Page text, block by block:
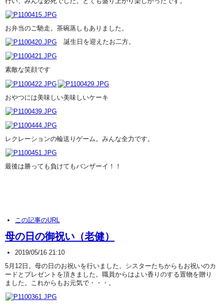
お弁当のご馳走。茶碗蒸しもありました。
誕生日を迎えたお二方。
素敵な笑顔です
おやつには美味しい美味しいケーキ
レクレーションの輪送りゲーム。みんな全力です。
最後は勝っても負けてもバンザーイ！！
この記事のURL
母の日の御祝い（老健）
2019/05/16 21:10
5月12日。母の日のお祝いを行いました。シスターたちからもお祝いのカ
ードとプレゼントを頂きました。職員からはよい香りのする置物を贈り
ました。これからもお元気で・・・。